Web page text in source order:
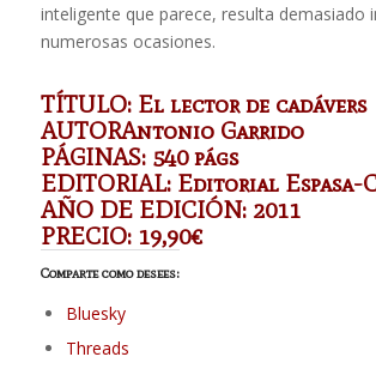
inteligente que parece, resulta demasiado
numerosas ocasiones.
TÍTULO: El lector de cadávers
AUTORAntonio Garrido
PÁGINAS: 540 págs
EDITORIAL: Editorial Espasa-
AÑO DE EDICIÓN: 2011
PRECIO: 19,90€
Comparte como desees:
Bluesky
Threads